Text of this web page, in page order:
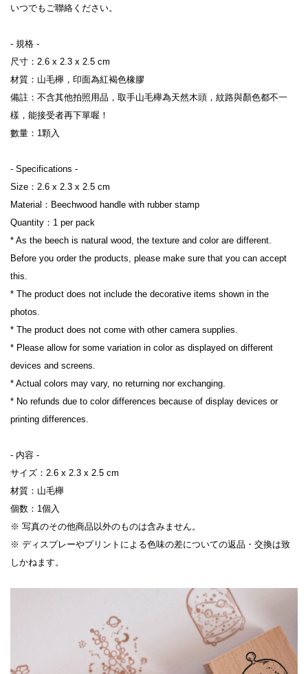
いつでもご聯絡ください。
- 規格 -
尺寸：2.6 x 2.3 x 2.5 cm
材質：山毛櫸，印面為紅褐色橡膠
備註：不含其他拍照用品，取手山毛櫸為天然木頭，紋路與顏色都不一
樣，能接受者再下單喔！
數量：1顆入
- Specifications -
Size：2.6 x 2.3 x 2.5 cm
Material：Beechwood handle with rubber stamp
Quantity：1 per pack
* As the beech is natural wood, the texture and color are different.
Before you order the products, please make sure that you can accept
this.
* The product does not include the decorative items shown in the
photos.
* The product does not come with other camera supplies.
* Please allow for some variation in color as displayed on different
devices and screens.
* Actual colors may vary, no returning nor exchanging.
* No refunds due to color differences because of display devices or
printing differences.
- 内容 -
サイズ：2.6 x 2.3 x 2.5 cm
材質：山毛櫸
個数：1個入
※ 写真のその他商品以外のものは含みません。
※ ディスプレーやプリントによる色味の差についての返品・交換は致
しかねます。